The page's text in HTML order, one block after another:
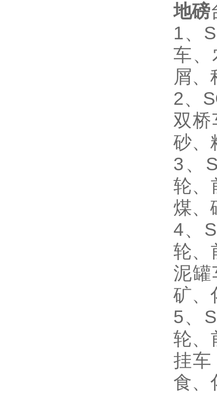
地磅
1、
车、
屑、
2、
双
砂、
3 、
轮、
煤、
4、
轮、
泥
矿、
5、
轮、
挂车
食、